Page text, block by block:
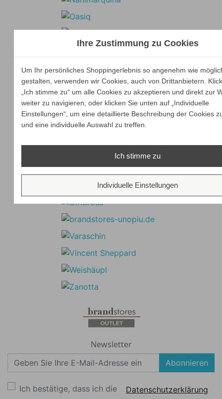
Newsletter
Abonnieren
Ich bestätige, dass ich die
Datenschutzerklärung
Ihre Zustimmung zu Cookies
Um Ihr persönliches Shoppingerlebnis so angenehm wie
gestalten, verwenden wir Cookies, auch von Drittanbietern.
„Ich stimme zu“ um alle Cookies zu akzeptieren und direkt zur
weiter zu navigieren; oder klicken Sie unten auf „Individuelle
Einstellungen“, um eine detaillierte Beschreibung der Cookies
und eine individuelle Auswahl zu treffen.
Ich stimme zu
Individuelle Einstellungen